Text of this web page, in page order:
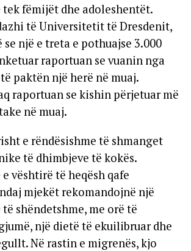
tek fëmijët dhe adoleshentët.
të Universitetit të Dresdenit,
se një e treta e pothuajse 3.000
raportuan se vuanin nga
paktën një herë në muaj.
raportuan se kishin përjetuar më
në muaj.
e rëndësishme të shmanget
të dhimbjeve të kokës.
vështirë të heqësh qafe
mjekët rekomandojnë një
shëndetshme, me orë të
një dietë të ekuilibruar dhe
Në rastin e migrenës, kjo